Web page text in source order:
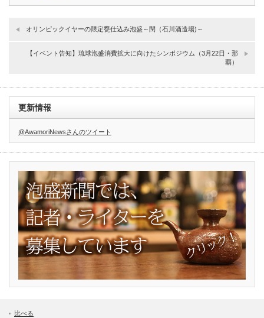
オリンピックイヤーの限定甕仕込み泡盛～閏（石川酒造場)～
【イベント告知】琉球泡盛消費拡大に向けたシンポジウム（3月22日・那
覇）
更新情報
@AwamoriNewsさんのツイート
比べる